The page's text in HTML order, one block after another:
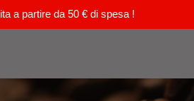
a partire da 50 € di spesa !